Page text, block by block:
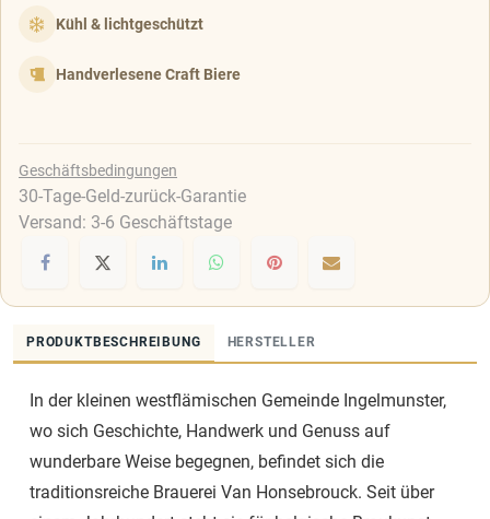
Kühl & lichtgeschützt
Handverlesene Craft Biere
Geschäftsbedingungen
30-Tage-Geld-zurück-Garantie
Versand: 3-6 Geschäftstage
PRODUKTBESCHREIBUNG HERSTELLER
In der kleinen westflämischen Gemeinde Ingelmunster,
wo sich Geschichte, Handwerk und Genuss auf
wunderbare Weise begegnen, befindet sich die
traditionsreiche Brauerei Van Honsebrouck. Seit über